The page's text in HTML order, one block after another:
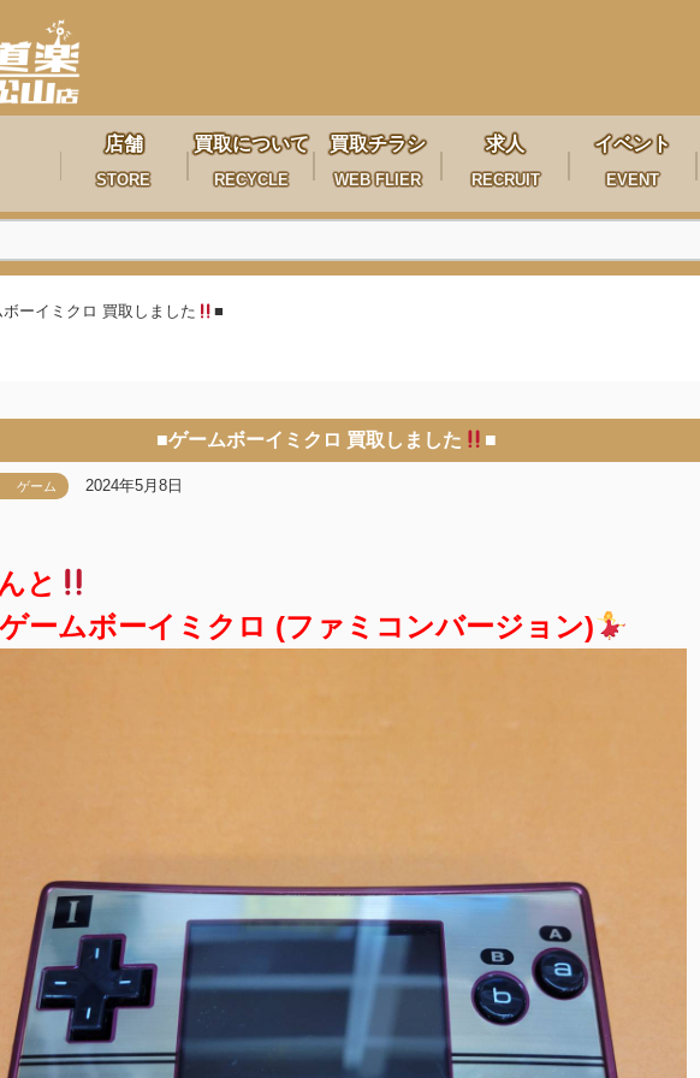
店舗
STORE
買取について
RECYCLE
買取チラシ
WEB FLIER
求人
RECRUIT
イベント
EVENT
ーイミクロ 買取しました ■
■ゲームボーイミクロ 買取しました ■
ゲーム 2024年5月8日
と
ゲームボーイミクロ (ファミコンバージョン)